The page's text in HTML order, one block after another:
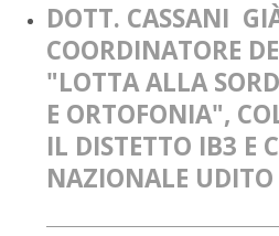
DOTT. CASSANI
COORDINATORE
"LOTTA ALLA
E ORTOFONIA",
IL DISTETTO IB3 E
NAZIONALE